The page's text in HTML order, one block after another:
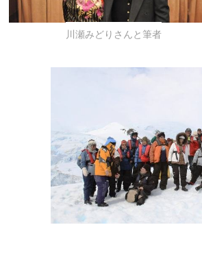
川瀬みどりさんと筆者